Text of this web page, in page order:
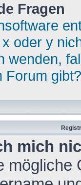
Fragen
oder y
wenden,
Forum gibt?
mich